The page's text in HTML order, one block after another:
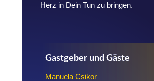
Herz in Dein Tun zu bringen.
Gastgeber und Gäste
Manuela Csikor